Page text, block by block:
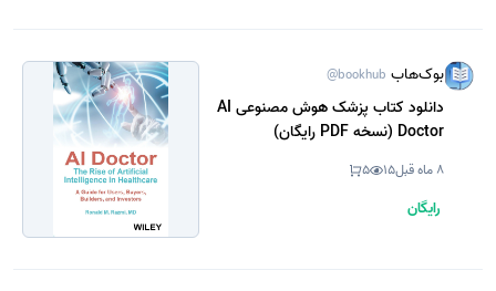
بوک‌هاب @bookhub
دانلود کتاب پزشک هوش مصنوعی AI
Doctor (نسخه PDF رایگان)
8 ماه قبل 15
5
رایگان